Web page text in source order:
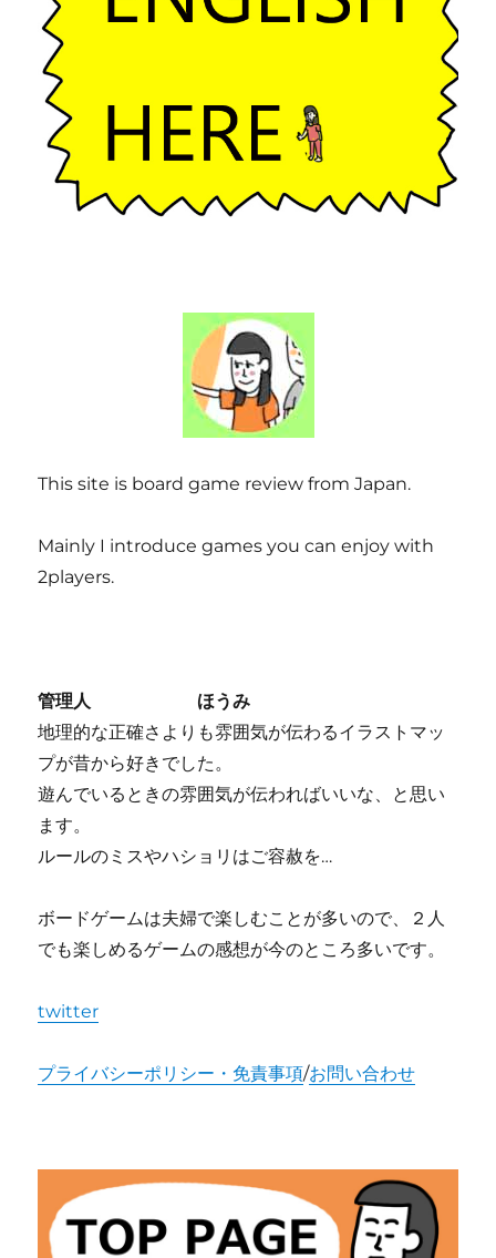
ン
This site is board game review from Japan.
Mainly I introduce games you can enjoy with
2players.
管理人 ほうみ
地理的な正確さよりも雰囲気が伝わるイラストマッ
プが昔から好きでした。
遊んでいるときの雰囲気が伝わればいいな、と思い
ます。
ルールのミスやハショリはご容赦を…
ボードゲームは夫婦で楽しむことが多いので、２人
でも楽しめるゲームの感想が今のところ多いです。
twitter
プライバシーポリシー・免責事項/お問い合わせ